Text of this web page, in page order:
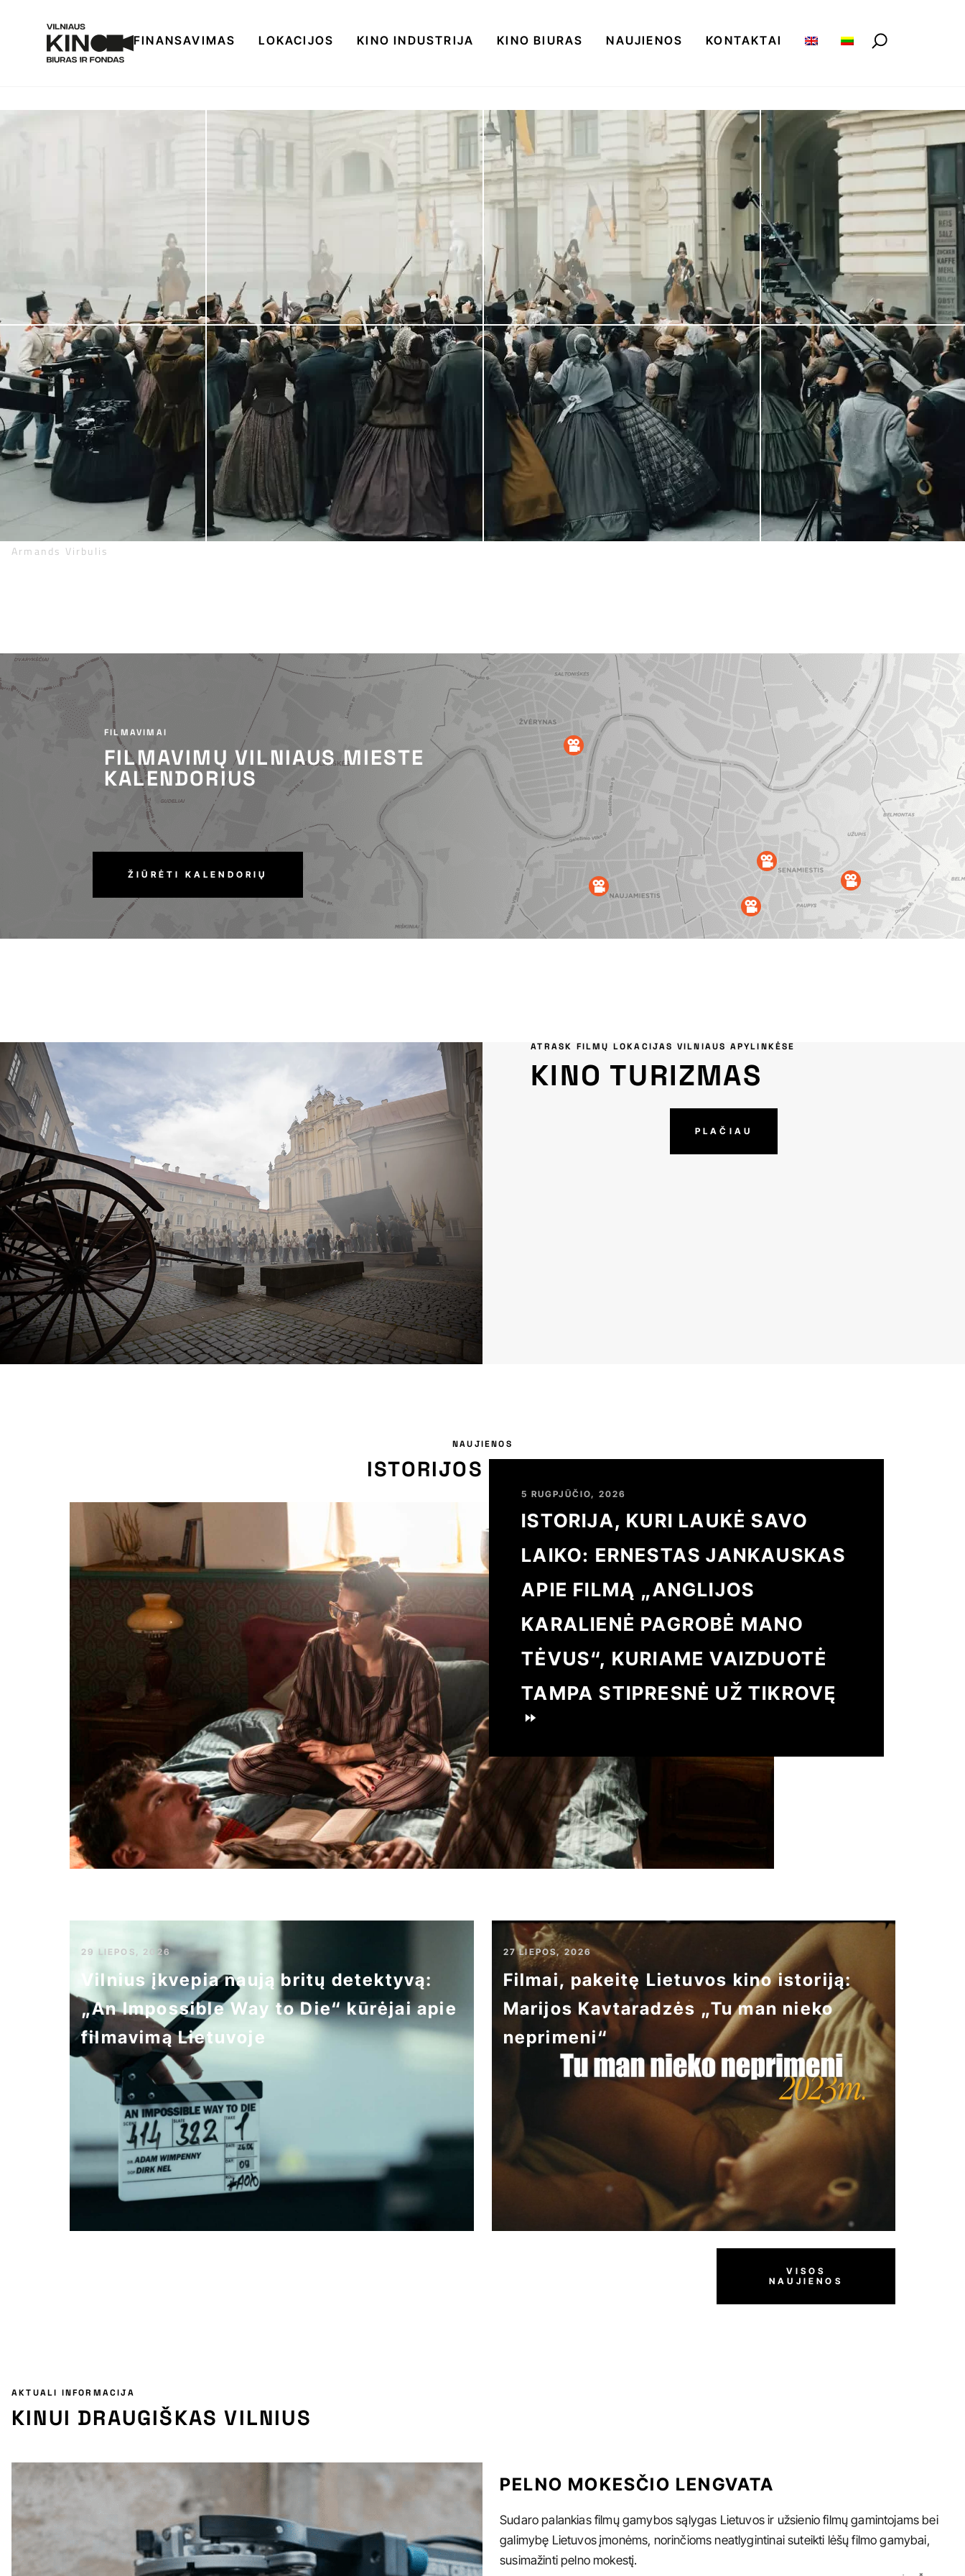
FINANSAVIMAS LOKACIJOS KINO INDUSTRIJA KINO BIURAS NAUJIENOS KONTAKTAI
Armands Virbulis
FILMAVIMAI
FILMAVIMŲ VILNIAUS MIESTE
KALENDORIUS
ŽIŪRĖTI KALENDORIŲ
ATRASK FILMŲ LOKACIJAS VILNIAUS APYLINKĖSE
KINO TURIZMAS
PLAČIAU
5 RUGPJŪČIO, 2026
ISTORIJA, KURI LAUKĖ SAVO
LAIKO: ERNESTAS JANKAUSKAS
APIE FILMĄ „ANGLIJOS
KARALIENĖ PAGROBĖ MANO
TĖVUS“, KURIAME VAIZDUOTĖ
TAMPA STIPRESNĖ UŽ TIKROVĘ
29 LIEPOS, 2026
Vilnius įkvepia naują britų detektyvą:
„An Impossible Way to Die“ kūrėjai apie
filmavimą Lietuvoje
27 LIEPOS, 2026
Filmai, pakeitę Lietuvos kino istoriją:
Marijos Kavtaradzės „Tu man nieko
neprimeni“
NAUJIENOS
ISTORIJOS IR ĮVYKIAI
VISOS
NAUJIENOS
AKTUALI INFORMACIJA
KINUI DRAUGIŠKAS VILNIUS
PELNO MOKESČIO LENGVATA
Sudaro palankias filmų gamybos sąlygas Lietuvos ir užsienio filmų gamintojams bei
galimybę Lietuvos įmonėms, norinčioms neatlygintinai suteikti lėšų filmo gamybai,
susimažinti pelno mokestį.